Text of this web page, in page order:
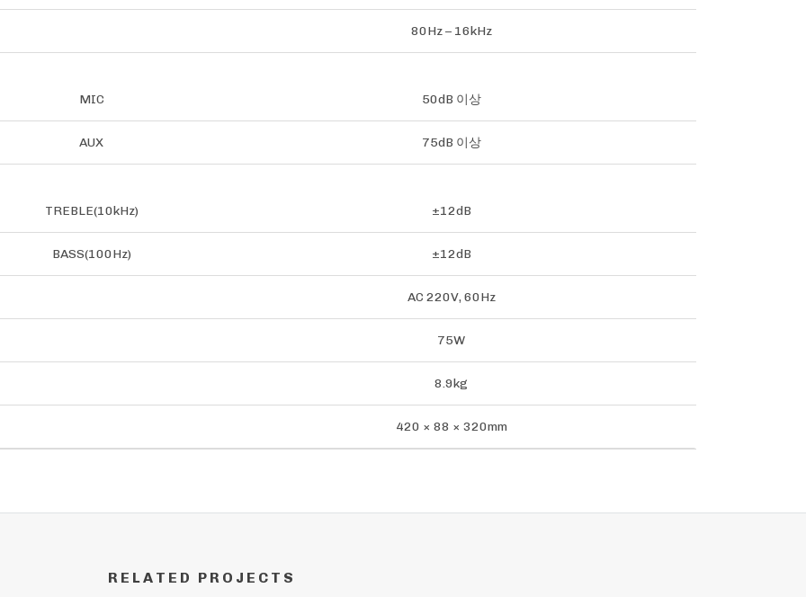
80Hz – 16kHz
MIC
50dB 이상
AUX 75dB 이상
TREBLE(10kHz)
±12dB
BASS(100Hz) ±12dB
AC 220V, 60Hz
75W
8.9kg
420 × 88 × 320mm
RELATED PROJECTS